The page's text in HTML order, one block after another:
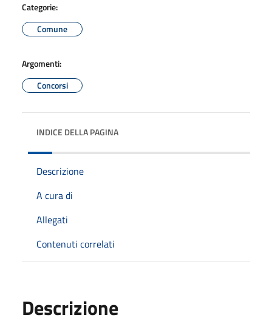
Categorie:
Comune
Argomenti:
Concorsi
INDICE DELLA PAGINA
Descrizione
A cura di
Allegati
Contenuti correlati
Descrizione